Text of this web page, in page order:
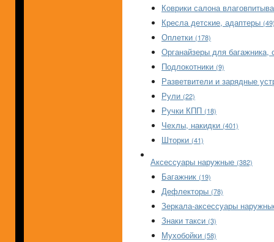
Коврики салона
Кресла детские, адаптеры
Оплетки (178)
Органайзеры для багажника,
Подлокотники (9)
Разветвители и зарядные
Рули (22)
Ручки КПП (18)
Чехлы, накидки (401)
Шторки (41)
Аксессуары наружные (382)
Багажник (19)
Дефлекторы (78)
Зеркала-аксессуары
Знаки такси (3)
Мухобойки (58)